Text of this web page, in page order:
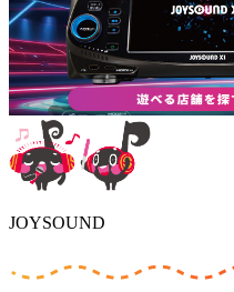
JOYSOUND